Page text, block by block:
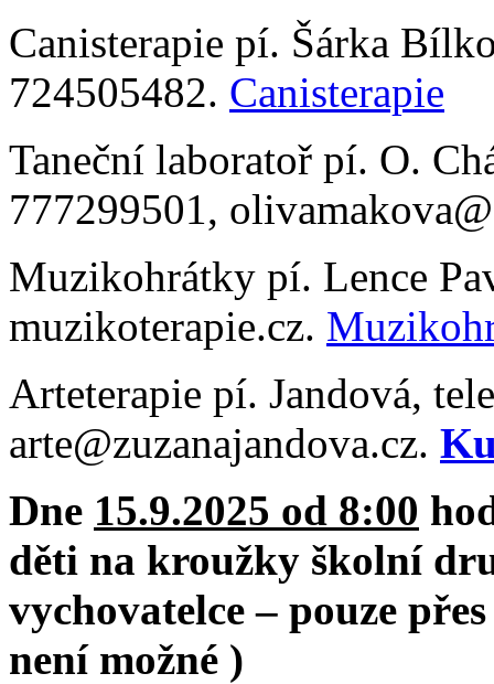
Canisterapie pí. Šárka
724505482. Canisterapie
Taneční laboratoř pí. O.
777299501,
Muzikohrátky pí. Lence
muzikoterapie.cz.
Arteterapie pí. Jandová,
arte@zuzanajandova.cz.
Dne 15.9.2025 od 8:00
děti na kroužky školní
vychovatelce – pouze
není možné )